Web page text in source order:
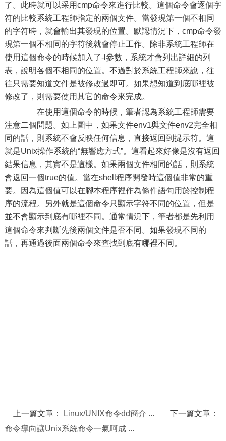
了。此時就可以采用cmp命令來進行比較。這個命令會逐個字
符的比較系統工程師指定的兩個文件。當發現第一個不相同
的字符時，就會輸出其發現的位置。默認情況下，cmp命令發
現第一個不相同的字符後就會停止工作。除非系統工程師在
使用這個命令的時候加入了-l參數，系統才會列出詳細的列
表，說明各個不相同的位置。不過對於系統工程師來說，往
往只需要知道文件是被修改過即可。如果想知道到底哪裡被
修改了，則需要使用其它的命令來完成。
在使用這個命令的時候，筆者認為系統工程師需要
注意二個問題。如上圖中，如果文件env1與文件env2完全相
同的話，則系統不會反映任何信息，直接返回到提示符。這
就是Unix操作系統的“無響應方式”。這看起來好像是沒有返回
結果信息，其實不是這樣。如果兩個文件相同的話，則系統
會返回一個true的值。當在shell程序開發時這個值非常的重
要。因為這個值可以在腳本程序裡作為條件語句用於控制程
序的流程。另外就是這個命令只顯示字符不同的位置，但是
並不會顯示到底有哪裡不同。通常情況下，筆者都是先利用
這個命令來判斷先後兩個文件是否不同。如果發現不同的
話，再通過後面兩個命令來查找到底有哪裡不同。
上一篇文章： Linux/UNIX命令dd簡介
下一篇文章：
命令導向讓Unix系統命令一氣呵成